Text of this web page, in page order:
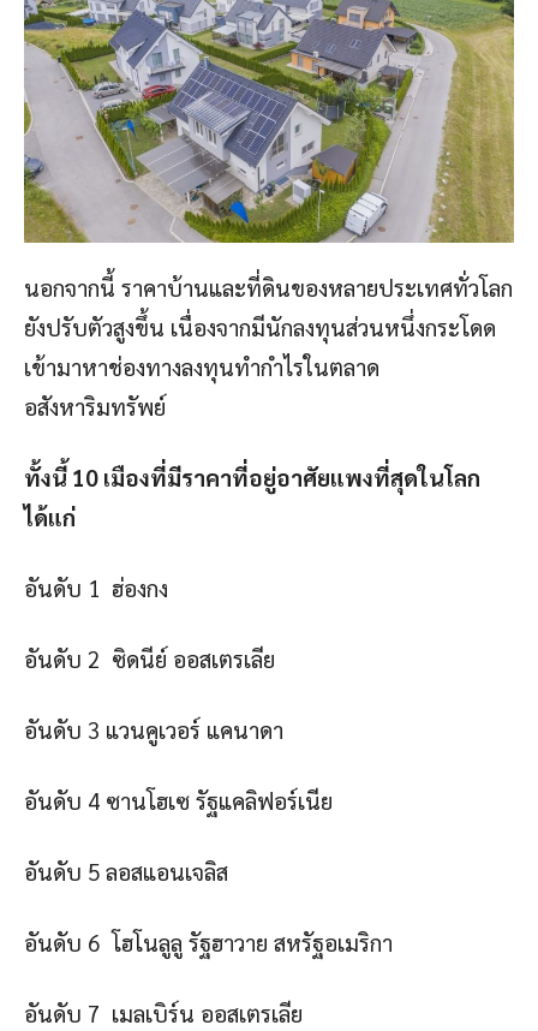
นอกจากนี้ ราคาบ้านและที่ดินของหลายประเทศทั่วโลก
ยังปรับตัวสูงขึ้น เนื่องจากมีนักลงทุนส่วนหนึ่งกระโดด
เข้ามาหาช่องทางลงทุนทำกำไรในตลาด
อสังหาริมทรัพย์
ทั้งนี้ 10 เมืองที่มีราคาที่อยู่อาศัยแพงที่สุดในโลก
ได้แก่
อันดับ 1 ฮ่องกง
อันดับ 2 ซิดนีย์ ออสเตรเลีย
อันดับ 3 แวนคูเวอร์ แคนาดา
อันดับ 4 ซานโฮเซ รัฐแคลิฟอร์เนีย
อันดับ 5 ลอสแอนเจลิส
อันดับ 6 โฮโนลูลู รัฐฮาวาย สหรัฐอเมริกา
อันดับ 7 เมลเบิร์น ออสเตรเลีย